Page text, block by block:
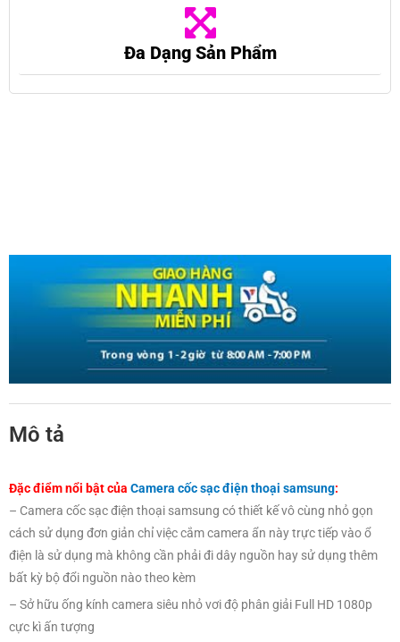
Đa Dạng Sản Phẩm
cách sử dụng đơn giản chỉ việc cắm camera ẩn này trực tiếp vào ổ
điện là sử dụng mà không cần phải đi dây nguồn hay sử dụng thêm
– Sở hữu ống kính camera siêu nhỏ vơi độ phân giải Full HD 1080p
cực kì ấn tượng